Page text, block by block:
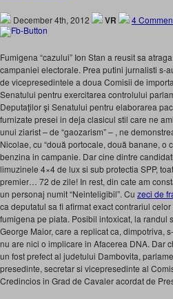
December 4th, 2012 VR 4
Fumigena “cazului” Ion Stan a reusit sa
campaniei electorale. Prea putini jurnalisti s-
de vicepresedintele a doua Comisii de
Senatului pentru exercitarea controlului
Deputaţilor şi Senatului pentru elaborarea
furnizate presei in deja clasicul stil care ne
unui ziarist – de “gaozarism” – , ne
Nicolae, cu “două portocale, două banane, o
benzina in campanie. Dar cine dintre
limuzinele 4×4 de lux si sub protectia SPP,
premier… 72 de zile! In rest, din cate am
un personaj numit “Neinteligibil”. Cu zeci de
ca deputatul sa fi afirmat exact contrariul
fumigena pe piata. Posibil intoxicat, la randul
George Maior, care a replicat ca, dimpotriva,
nu are nici o implicare in Afacerea DNA. Dar
un fost prefect al judetului Dambovita,
presedinte, secretar si vicepresedinte al
Credincios in Grad de Cavaler acordat de